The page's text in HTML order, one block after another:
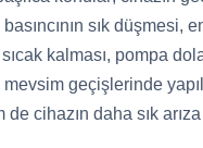
sık düşmesi,
kalması, pompa
geçişlerinde
cihazın daha sık